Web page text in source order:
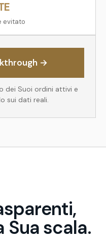
evitato
→
dei Suoi ordini attivi e
sui dati reali.
scala.